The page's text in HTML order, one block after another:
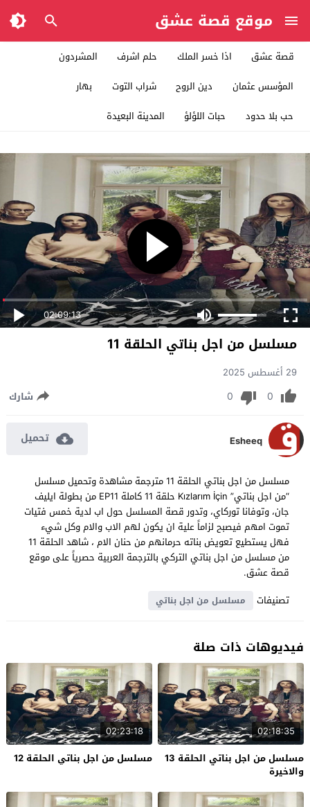
موقع قصة عشق
قصة عشق اذا خسر الملك حلم اشرف
المشردون
المؤسس عثمان
دين الروح شراب التوت
بهار
حب بلا حدود
حبات اللؤلؤ المدينة البعيدة
02:09:13
مسلسل من اجل بناتي الحلقة 11
29 أغسطس 2025
0
0 شارك
Esheeq تحميل
مسلسل من اجل بناتي الحلقة 11 مترجمة مشاهدة وتحميل مسلسل
“من اجل بناتي” Kızlarım İçin حلقة 11 كاملة EP11 من بطولة ايليف
جان، وتوفانا توركاي، وتدور قصة المسلسل حول اب لدية خمس فتيات
تموت امهم فيصبح لزاماً علية ان يكون لهم الاب والام وكل شيء
فهل يستطيع تعويض بناته حرمانهم من حنان الام ، شاهد الحلقة 11
من مسلسل من اجل بناتي التركي بالترجمة العربية حصرياً على موقع
قصة عشق.
تصنيفات
مسلسل من اجل بناتي
فيديوهات ذات صلة
02:18:35
مسلسل من اجل بناتي الحلقة 13
والاخيرة
02:23:18
مسلسل من اجل بناتي الحلقة 12